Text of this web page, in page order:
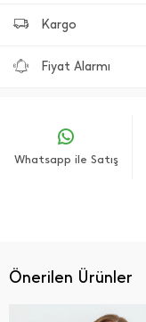
Kargo
Fiyat Alarmı
Whatsapp ile Satış
Önerilen Ürünler